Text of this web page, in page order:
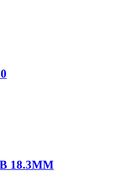
18.3MM